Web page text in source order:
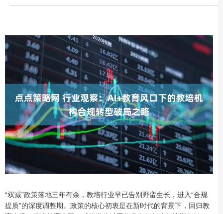
“双减”政策落地三年有余，教培行业早已告别野蛮生长，进入“合规
提质”的深度调整期。政策的核心初衷是在新时代的背景下，回归教